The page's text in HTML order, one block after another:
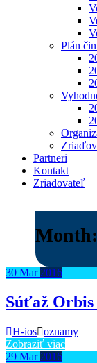
Plán
Partneri
Kontakt
Zriadovateľ
30 Mar 2016
Súťaž
H-ios oznamy
Zobraziť viac
29 Mar 2016